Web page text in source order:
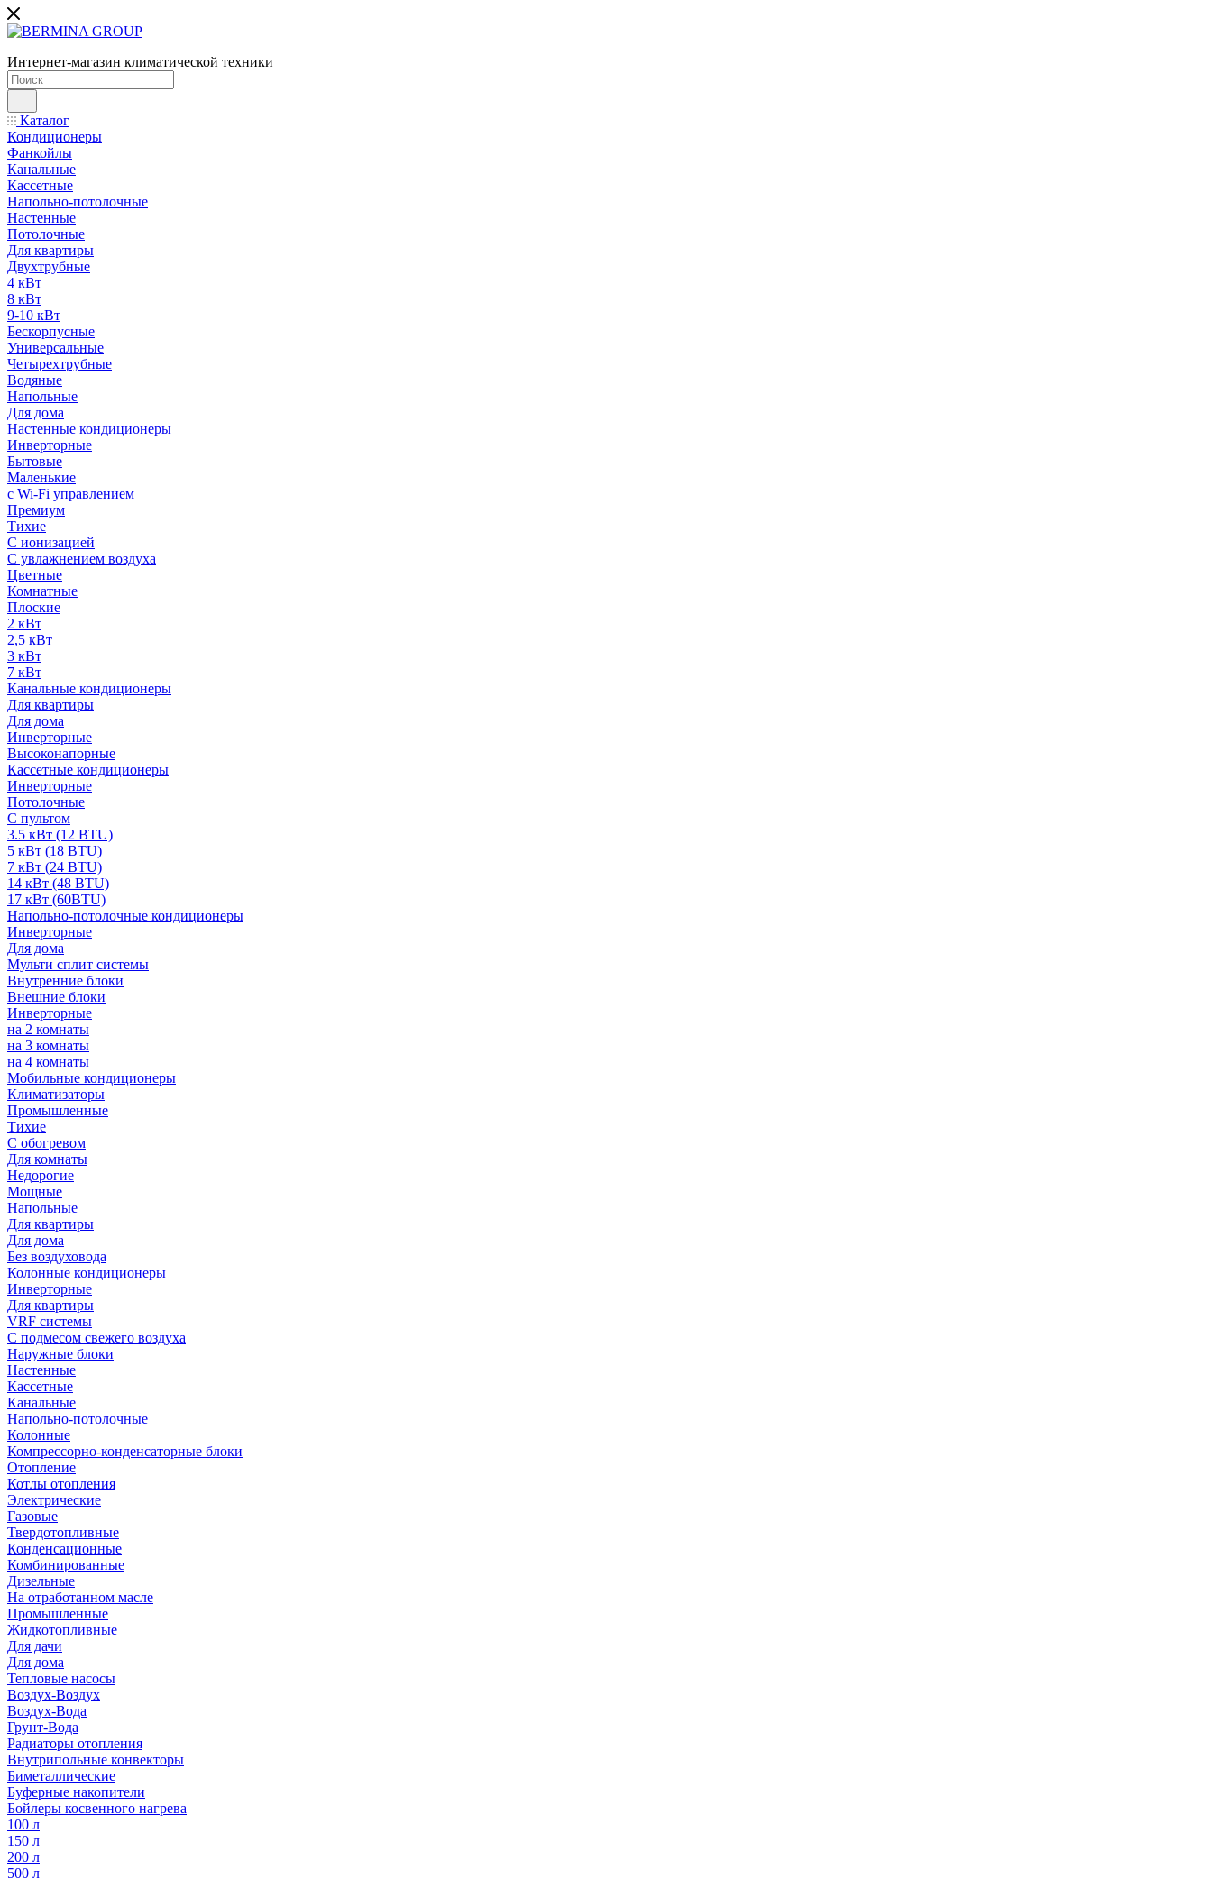
Интернет-магазин климатической техники
Каталог
Кондиционеры
Фанкойлы
Канальные
Кассетные
Напольно-потолочные
Настенные
Потолочные
Для квартиры
Двухтрубные
4 кВт
8 кВт
9-10 кВт
Бескорпусные
Универсальные
Четырехтрубные
Водяные
Напольные
Для дома
Настенные кондиционеры
Инверторные
Бытовые
Маленькие
с Wi-Fi управлением
Премиум
Тихие
С ионизацией
С увлажнением воздуха
Цветные
Комнатные
Плоские
2 кВт
2,5 кВт
3 кВт
7 кВт
Канальные кондиционеры
Для квартиры
Для дома
Инверторные
Высоконапорные
Кассетные кондиционеры
Инверторные
Потолочные
С пультом
3.5 кВт (12 BTU)
5 кВт (18 BTU)
7 кВт (24 BTU)
14 кВт (48 BTU)
17 кВт (60BTU)
Напольно-потолочные кондиционеры
Инверторные
Для дома
Мульти сплит системы
Внутренние блоки
Внешние блоки
Инверторные
на 2 комнаты
на 3 комнаты
на 4 комнаты
Мобильные кондиционеры
Климатизаторы
Промышленные
Тихие
С обогревом
Для комнаты
Недорогие
Мощные
Напольные
Для квартиры
Для дома
Без воздуховода
Колонные кондиционеры
Инверторные
Для квартиры
VRF системы
С подмесом свежего воздуха
Наружные блоки
Настенные
Кассетные
Канальные
Напольно-потолочные
Колонные
Компрессорно-конденсаторные блоки
Отопление
Котлы отопления
Электрические
Газовые
Твердотопливные
Конденсационные
Комбинированные
Дизельные
На отработанном масле
Промышленные
Жидкотопливные
Для дачи
Для дома
Тепловые насосы
Воздух-Воздух
Воздух-Вода
Грунт-Вода
Радиаторы отопления
Внутрипольные конвекторы
Биметаллические
Буферные накопители
Бойлеры косвенного нагрева
100 л
150 л
200 л
500 л